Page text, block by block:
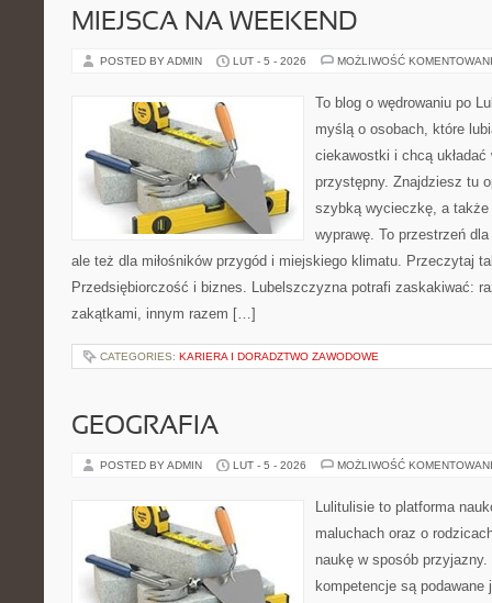
MIEJSCA NA WEEKEND
POSTED BY ADMIN LUT - 5 - 2026 MOŻLIWOŚĆ
To blog o wędrowaniu po
myślą o osobach, które
ciekawostki i chcą
przystępny. Znajdziesz tu
szybką wycieczkę, a także
wyprawę. To przestrzeń
ale też dla miłośników przygód i miejskiego klimatu. Przeczytaj
Przedsiębiorczość i biznes. Lubelszczyzna potrafi zaskakiwać:
zakątkami, innym razem […]
CATEGORIES: KARIERA I DORADZTWO ZAWODOWE
GEOGRAFIA
POSTED BY ADMIN LUT - 5 - 2026 MOŻLIWOŚĆ
Lulitulisie to platforma
maluchach oraz o
naukę w sposób
kompetencje są